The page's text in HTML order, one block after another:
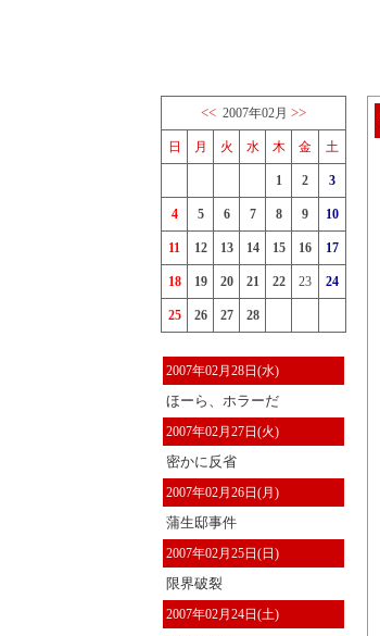
<< 2007年02月 >>
日 月 火 水 木 金 土
1 2 3
4 5 6 7 8 9 10
11 12 13 14 15 16 17
18 19 20 21 22 23 24
25 26 27 28
2007年02月28日(水)
ほーら、ホラーだ
2007年02月27日(火)
密かに反省
2007年02月26日(月)
蒲生邸事件
2007年02月25日(日)
限界破裂
2007年02月24日(土)